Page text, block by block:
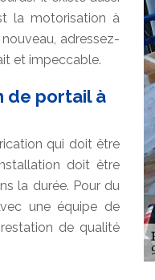
la motorisation à
adressez-
et impeccable.
de portail à
qui doit être
doit être
la durée. Pour du
une équipe de
de qualité